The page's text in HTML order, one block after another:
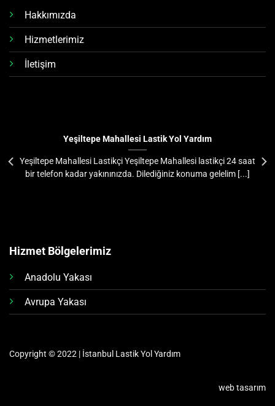
Hakkımızda
Hizmetlerimiz
İletişim
Yeşiltepe Mahallesi Lastik Yol Yardım
Yeşiltepe Mahallesi Lastikçi Yeşiltepe Mahallesi lastikçi 24 saat
bir telefon kadar yakınınızda. Dilediğiniz konuma gelelim [...]
Hizmet Bölgelerimiz
Anadolu Yakası
Avrupa Yakası
Copyright © 2022 | İstanbul Lastik Yol Yardım
web tasarım